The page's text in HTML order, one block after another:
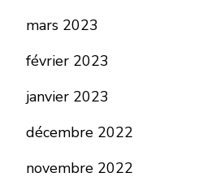
mars 2023
février 2023
janvier 2023
décembre 2022
novembre 2022